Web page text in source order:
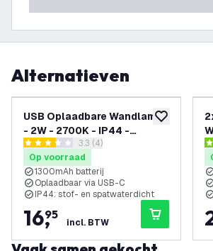
Alternatieven
toevoegen
USB Oplaadbare Wandlamp
- 2W - 2700K - IP44 -
Draadloos - Aluminium -
Zwart
reviews drawer openen
3.3 score sterren3.3 (4)
Op voorraad
1300mAh batterij
Oplaadbaar via USB-C
IP44: stof- en spatwaterdicht
16,
95
incl. BTW